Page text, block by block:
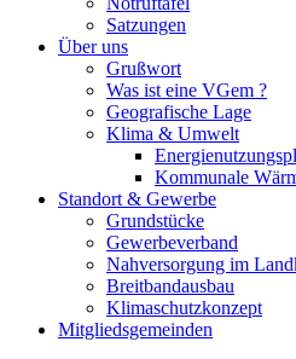
Satzungen
Über uns
Grußwort
Was ist eine VGem ?
Geografische Lage
Klima & Umwelt
Kommunale
Standort & Gewerbe
Grundstücke
Gewerbeverband
Nahversorgung im
Breitbandausbau
Klimaschutzkonzept
Mitgliedsgemeinden